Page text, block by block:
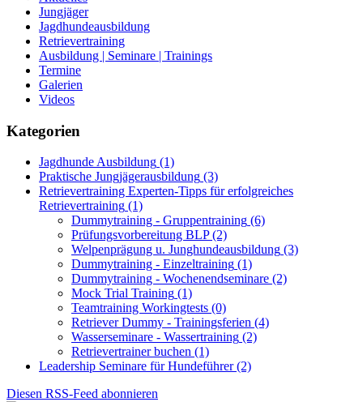
Jungjäger
Jagdhundeausbildung
Retrievertraining
Ausbildung | Seminare | Trainings
Termine
Galerien
Videos
Kategorien
Jagdhunde Ausbildung (1)
Praktische Jungjägerausbildung (3)
Retrievertraining Experten-Tipps für erfolgreiches
Retrievertraining (1)
Dummytraining - Gruppentraining (6)
Prüfungsvorbereitung BLP(2)
Welpenprägung u. Junghundeausbildung (3)
Dummytraining - Einzeltraining (1)
Dummytraining - Wochenendseminare (2)
Mock Trial Training (1)
Teamtraining Workingtests (0)
Retriever Dummy - Trainingsferien (4)
Wasserseminare - Wassertraining (2)
Retrievertrainer buchen (1)
Leadership Seminare für Hundeführer(2)
Diesen RSS-Feed abonnieren